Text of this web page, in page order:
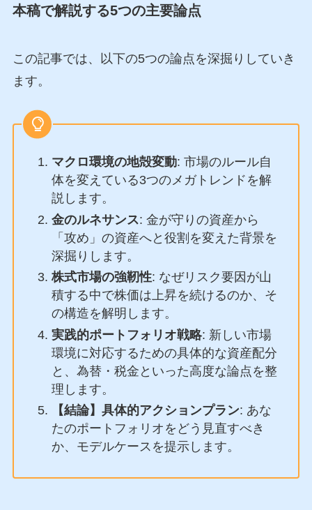
本稿で解説する5つの主要論点
この記事では、以下の5つの論点を深掘りしていき
ます。
マクロ環境の地殻変動: 市場のルール自
体を変えている3つのメガトレンドを解
説します。
金のルネサンス: 金が守りの資産から
「攻め」の資産へと役割を変えた背景を
深掘りします。
株式市場の強靭性: なぜリスク要因が山
積する中で株価は上昇を続けるのか、そ
の構造を解明します。
実践的ポートフォリオ戦略: 新しい市場
環境に対応するための具体的な資産配分
と、為替・税金といった高度な論点を整
理します。
【結論】具体的アクションプラン: あな
たのポートフォリオをどう見直すべき
か、モデルケースを提示します。